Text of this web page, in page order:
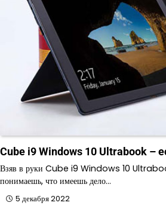
Cube i9 Windows 10 Ultrabook –
Взяв в руки Cube i9 Windows 10
понимаешь, что имеешь дело…
5 декабря 2022